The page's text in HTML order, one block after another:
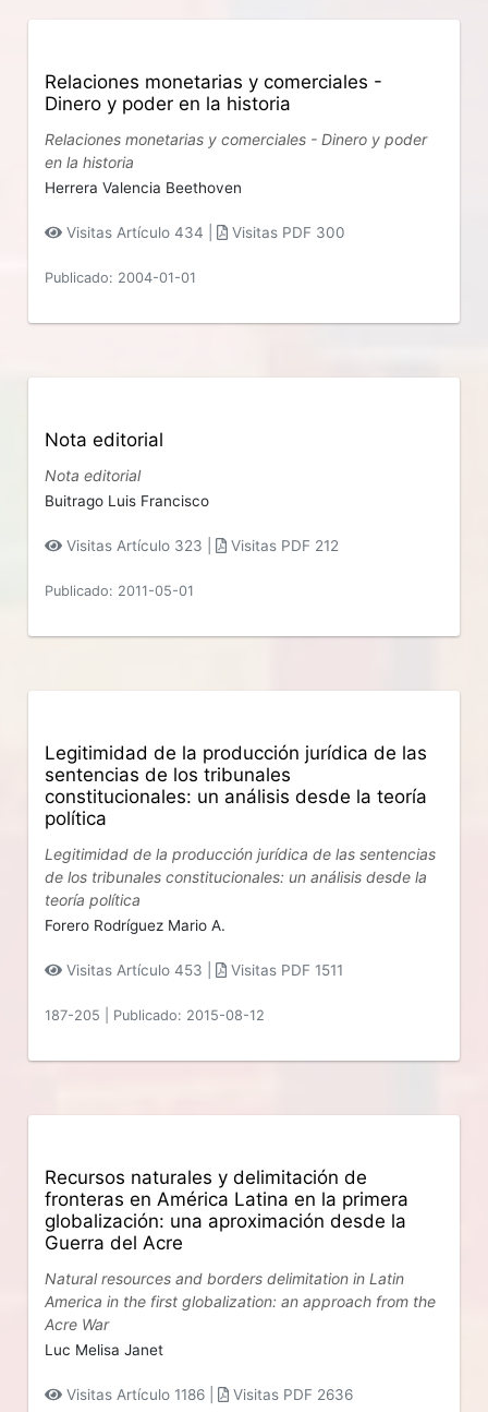
Relaciones monetarias y comerciales -
Dinero y poder en la historia
Relaciones monetarias y comerciales - Dinero y poder
en la historia
Herrera Valencia Beethoven
Visitas Artículo 434 | Visitas PDF 300
Publicado: 2004-01-01
Nota editorial
Nota editorial
Buitrago Luis Francisco
Visitas Artículo 323 | Visitas PDF 212
Publicado: 2011-05-01
Legitimidad de la producción jurídica de las
sentencias de los tribunales
constitucionales: un análisis desde la teoría
política
Legitimidad de la producción jurídica de las sentencias
de los tribunales constitucionales: un análisis desde la
teoría política
Forero Rodríguez Mario A.
Visitas Artículo 453 | Visitas PDF 1511
187-205 Publicado: 2015-08-12
Recursos naturales y delimitación de
fronteras en América Latina en la primera
globalización: una aproximación desde la
Guerra del Acre
Natural resources and borders delimitation in Latin
America in the first globalization: an approach from the
Acre War
Luc Melisa Janet
Visitas Artículo 1186 | Visitas PDF 2636